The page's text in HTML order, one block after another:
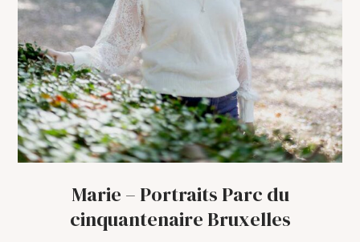
Marie – Portraits Parc du
cinquantenaire Bruxelles